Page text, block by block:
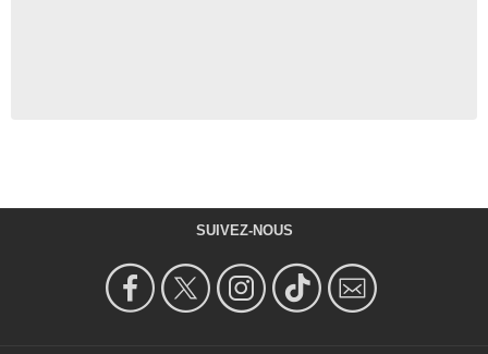
SUIVEZ-NOUS